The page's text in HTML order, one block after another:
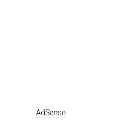
AdSense